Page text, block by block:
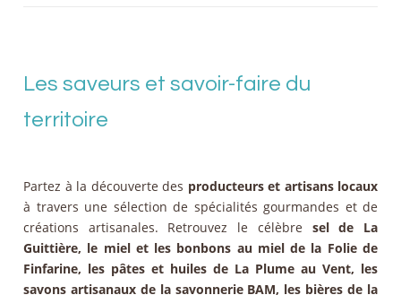
Les saveurs et savoir-faire du
territoire
Partez à la découverte des producteurs et artisans locaux
à travers une sélection de spécialités gourmandes et de
créations artisanales. Retrouvez le célèbre sel de La
Guittière, le miel et les bonbons au miel de la Folie de
Finfarine, les pâtes et huiles de La Plume au Vent, les
savons artisanaux de la savonnerie BAM, les bières de la